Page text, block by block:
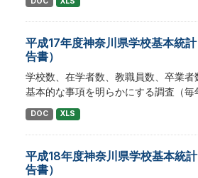
平成17年度神奈川県学校基本統
告書）
学校数、在学者数、教職員数、卒業者
基本的な事項を明らかにする調査（毎
DOC XLS
平成18年度神奈川県学校基本統
告書）